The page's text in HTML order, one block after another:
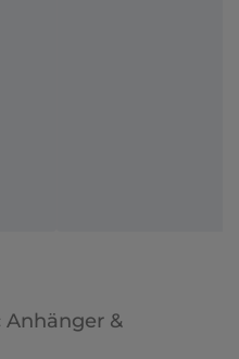
Anhänger &